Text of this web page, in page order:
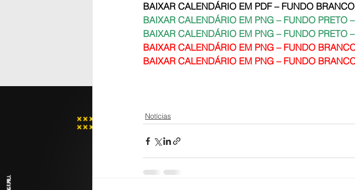
BAIXAR CALENDÁRIO EM PDF – FUNDO BRANCO
BAIXAR CALENDÁRIO EM PNG – FUNDO PRETO
BAIXAR CALENDÁRIO EM PNG – FUNDO PRETO
BAIXAR CALENDÁRIO EM PNG – FUNDO
BAIXAR CALENDÁRIO EM PNG – FUNDO
Notícias